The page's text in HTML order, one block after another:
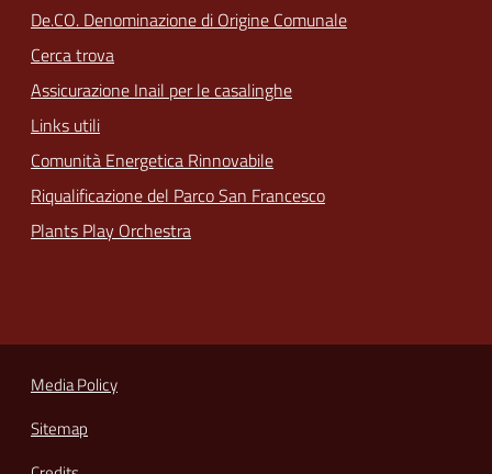
De.CO. Denominazione di Origine Comunale
Cerca trova
Assicurazione Inail per le casalinghe
Links utili
Comunità Energetica Rinnovabile
Riqualificazione del Parco San Francesco
Plants Play Orchestra
Media Policy
Sitemap